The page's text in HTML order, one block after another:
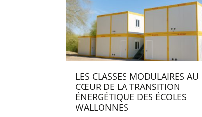
LES CLASSES MODULAIRES AU
CŒUR DE LA TRANSITION
ÉNERGÉTIQUE DES ÉCOLES
WALLONNES